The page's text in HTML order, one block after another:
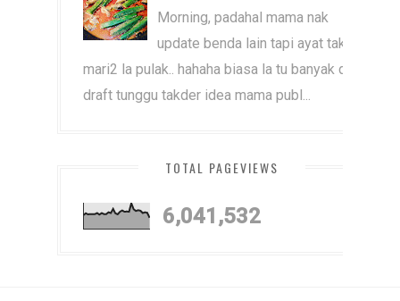
Morning, padahal mama nak
update benda lain tapi ayat tak
mari2 la pulak.. hahaha biasa la tu banyak dah
draft tunggu takder idea mama publ...
TOTAL PAGEVIEWS
6,041,532